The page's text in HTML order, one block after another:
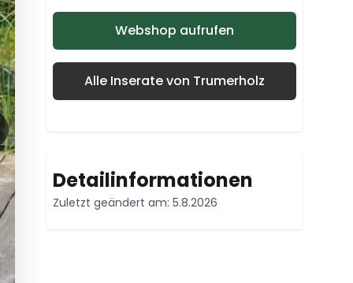
Webshop aufrufen
Alle Inserate von Trumerholz
Detailinformationen
Zuletzt geändert am: 5.8.2026